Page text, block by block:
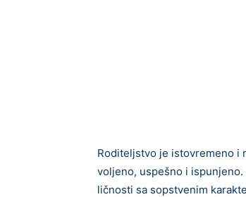
Roditeljstvo je istovremeno i
voljeno, uspešno i
ličnosti sa sopstvenim